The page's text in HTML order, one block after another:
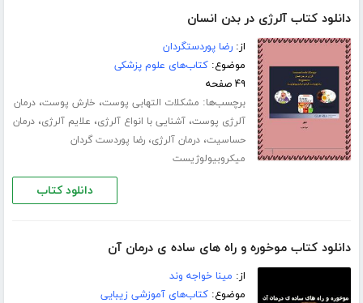
دانلود کتاب آلرژی در بدن انسان
از:رضا پوردستگردان
موضوع:کتاب‌های علوم پزشکی
۴۹ صفحه
برچسب‌ها: مشکلات التهابی پوست، خارش پوست،درمان
آلرژی پوست،آشنایی با انواع آلرژی، علایم آلرژی،درمان
حساسیت،درمان آلرژی،رضا پوردست گردان
میکروبیولوژیست
دانلود کتاب
دانلود کتاب موخوره و راه های ساده ی درمان آن
از: مینا خواجه وند
موضوع:کتاب‌های آموزشی زیبایی